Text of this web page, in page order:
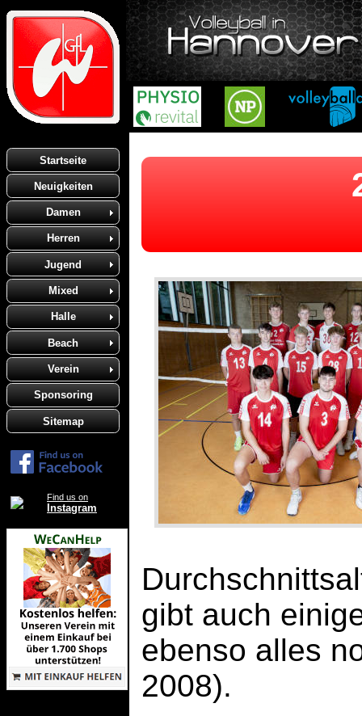
Startseite
Neuigkeiten
Damen
Herren
Jugend
Mixed
Halle
Beach
Verein
Sponsoring
Sitemap
Find us on
Instagram
gibt auch
ebenso alles
2008).